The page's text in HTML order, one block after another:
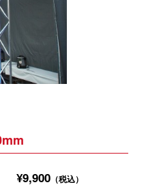
¥9,900 （税込）